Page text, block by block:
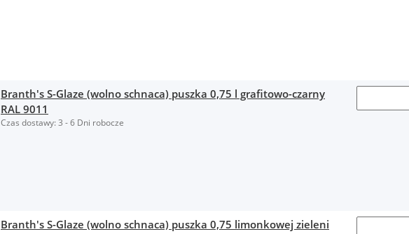
Branth's S-Glaze (wolno schnaca) puszka 0,75 l grafitowo-czarny
RAL 9011
Czas dostawy:3 - 6 Dni robocze
Branth's S-Glaze (wolno schnaca) puszka 0,75 limonkowej zieleni